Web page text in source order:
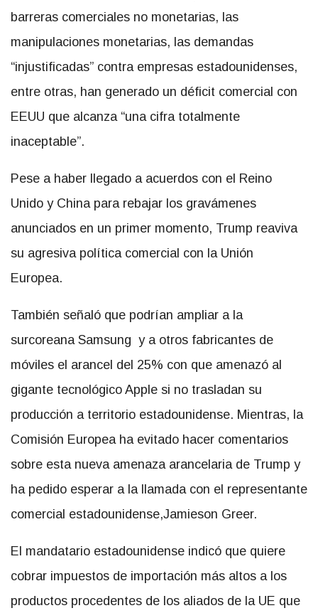
barreras comerciales no monetarias, las
manipulaciones monetarias, las demandas
“injustificadas” contra empresas estadounidenses,
entre otras, han generado un déficit comercial con
EEUU que alcanza “una cifra totalmente
inaceptable”.
Pese a haber llegado a acuerdos con el Reino
Unido y China para rebajar los gravámenes
anunciados en un primer momento, Trump reaviva
su agresiva política comercial con la Unión
Europea.
También señaló que podrían ampliar a la
surcoreana Samsung y a otros fabricantes de
móviles el arancel del 25% con que amenazó al
gigante tecnológico Apple si no trasladan su
producción a territorio estadounidense. Mientras, la
Comisión Europea ha evitado hacer comentarios
sobre esta nueva amenaza arancelaria de Trump y
ha pedido esperar a la llamada con el representante
comercial estadounidense,Jamieson Greer.
El mandatario estadounidense indicó que quiere
cobrar impuestos de importación más altos a los
productos procedentes de los aliados de la UE que